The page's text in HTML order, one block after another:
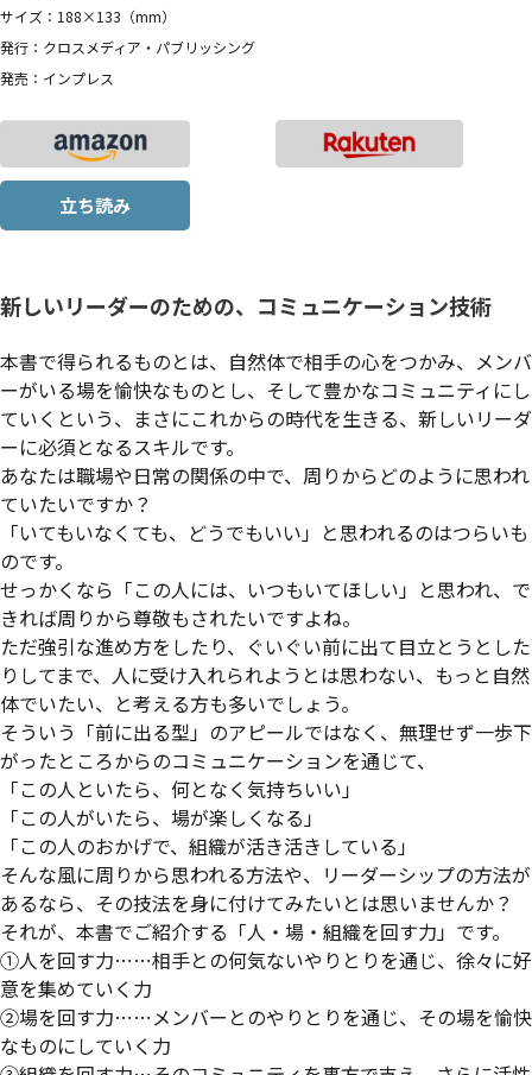
サイズ：188×133（mm）
発行：クロスメディア・パブリッシング
発売：インプレス
立ち読み
新しいリーダーのための、コミュニケーション技術
本書で得られるものとは、自然体で相手の心をつかみ、メンバ
ーがいる場を愉快なものとし、そして豊かなコミュニティにし
ていくという、まさにこれからの時代を生きる、新しいリーダ
ーに必須となるスキルです。
あなたは職場や日常の関係の中で、周りからどのように思われ
ていたいですか？
「いてもいなくても、どうでもいい」と思われるのはつらいも
のです。
せっかくなら「この人には、いつもいてほしい」と思われ、で
きれば周りから尊敬もされたいですよね。
ただ強引な進め方をしたり、ぐいぐい前に出て目立とうとした
りしてまで、人に受け入れられようとは思わない、もっと自然
体でいたい、と考える方も多いでしょう。
そういう「前に出る型」のアピールではなく、無理せず一歩下
がったところからのコミュニケーションを通じて、
「この人といたら、何となく気持ちいい」
「この人がいたら、場が楽しくなる」
「この人のおかげで、組織が活き活きしている」
そんな風に周りから思われる方法や、リーダーシップの方法が
あるなら、その技法を身に付けてみたいとは思いませんか？
それが、本書でご紹介する「人・場・組織を回す力」です。
①人を回す力……相手との何気ないやりとりを通じ、徐々に好
意を集めていく力
②場を回す力……メンバーとのやりとりを通じ、その場を愉快
なものにしていく力